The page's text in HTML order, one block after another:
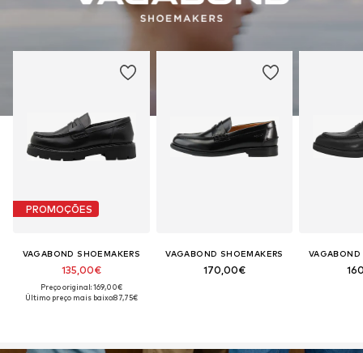
PROMOÇÕES
VAGABOND SHOEMAKERS
135,00€
Preço original: 169,00€
Último preço mais baixo:87,75€
VAGABOND SHOEMAKERS
170,00€
VAGABOND